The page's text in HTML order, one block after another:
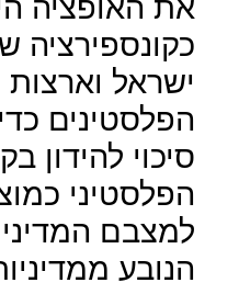
כקונספירציה
ישראל
הפלסטינים
סיכוי להידון
הפלסטיני
למצבם
הנובע